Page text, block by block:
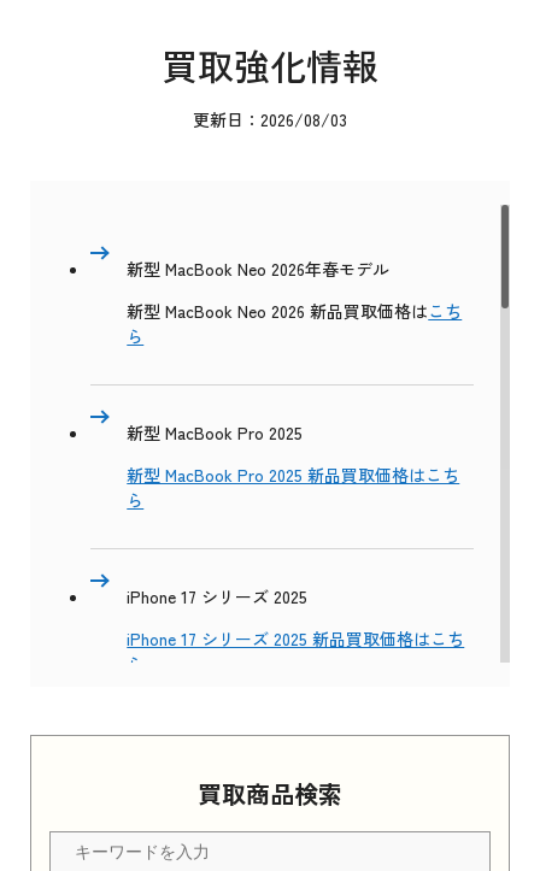
買取商品検索
買取強化情報
更新日：2026/08/03
新型 MacBook Neo 2026年春モデル
新型 MacBook Neo 2026 新品買取価格はこち
ら
新型 MacBook Pro 2025
新型 MacBook Pro 2025 新品買取価格はこち
ら
iPhone 17 シリーズ 2025
iPhone 17 シリーズ 2025 新品買取価格はこち
ら
Apple Watch Series 11 2025 新品買取価格はこ
ちら